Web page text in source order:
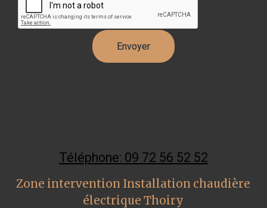
Téléphone: 09 72 56 52 52
Zone intervention Installation chaudière
électrique Thoiry